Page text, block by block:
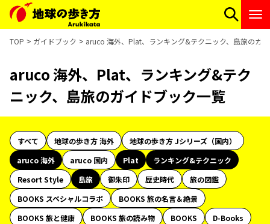
TOP ガイドブック aruco 海外、Plat、ランキング&テクニック、島旅のガ
aruco 海外、Plat、ランキング&テク
ニック、島旅のガイドブック一覧
すべて 地球の歩き方 海外
地球の歩き方 Jシリーズ（国内）
aruco 海外
aruco 国内 Plat
ランキング&テクニック
Resort Style
島旅 御朱印 歴史時代
旅の図鑑
BOOKS スペシャルコラボ
BOOKS 旅の名言＆絶景
BOOKS 旅と健康
BOOKS 旅の読み物 BOOKS
D-Books